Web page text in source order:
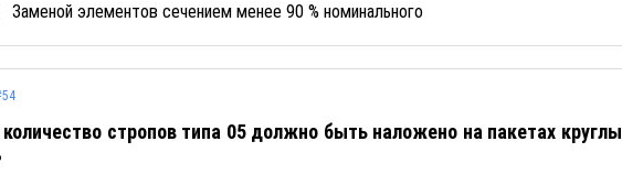
Заменой элементов сечением менее 90 % номинального
количество стропов типа 05 должно быть наложено на пакетах